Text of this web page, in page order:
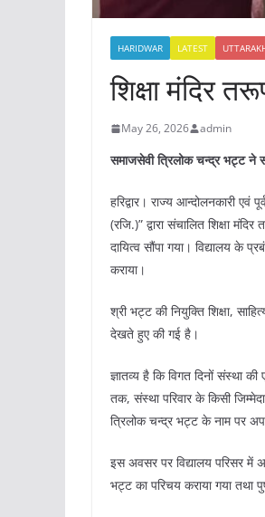
HARIDWAR LATEST
शिक्षा मंदिर
May 26, 2026 admin
समाजसेवी त्रिलोक चन्द्र भट्ट ने
हरिद्वार। राज्य आन्दोलनकारी
(रजि.)” द्वारा संचालित शिक्षा
दायित्व सौंपा गया। विद्यालय के
कराया।
श्री भट्ट की नियुक्ति शिक्षा,
देखते हुए की गई है।
ज्ञातव्य है कि विगत दिनों संस्था
तक, संस्था परिवार के किसी
त्रिलोक चन्द्र भट्ट के नाम पर
इस अवसर पर विद्यालय परिसर में
भट्ट का परिचय कराया गया तथा